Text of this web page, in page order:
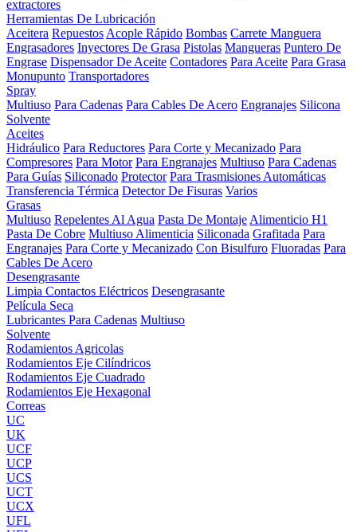
extractores
Herramientas De Lubricación
Aceitera Repuestos Acople Rápido Bombas Carrete Manguera
Engrasadores Inyectores De Grasa Pistolas Mangueras Puntero De
Engrase Dispensador De Aceite Contadores Para Aceite Para Grasa
Monupunto Transportadores
Spray
Multiuso Para Cadenas Para Cables De Acero Engranajes Silicona
Solvente
Aceites
Hidráulico Para Reductores Para Corte y Mecanizado Para
Compresores Para Motor Para Engranajes Multiuso Para Cadenas
Para Guías Siliconado Protector Para Trasmisiones Automáticas
Transferencia Térmica Detector De Fisuras Varios
Grasas
Multiuso Repelentes Al Agua Pasta De Montaje Alimenticio H1
Pasta De Cobre Multiuso Alimenticia Siliconada Grafitada Para
Engranajes Para Corte y Mecanizado Con Bisulfuro Fluoradas Para
Cables De Acero
Desengrasante
Limpia Contactos Eléctricos Desengrasante
Película Seca
Lubricantes Para Cadenas Multiuso
Solvente
Rodamientos Agricolas
Rodamientos Eje Cilíndricos
Rodamientos Eje Cuadrado
Rodamientos Eje Hexagonal
Correas
UC
UK
UCF
UCP
UCS
UCT
UCX
UFL